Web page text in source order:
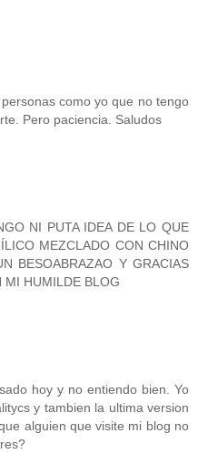
como yo que no tengo
Pero paciencia. Saludos
NI PUTA IDEA DE LO QUE
MEZCLADO CON CHINO
BESOABRAZAO Y GRACIAS
MI HUMILDE BLOG
hoy y no entiendo bien. Yo
y tambien la ultima version
alguien que visite mi blog no